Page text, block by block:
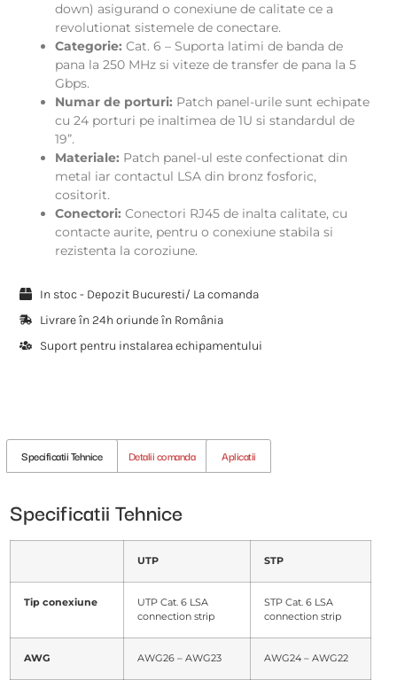
down) asigurand o conexiune de calitate ce a
revolutionat sistemele de conectare.
Categorie: Cat. 6 – Suporta latimi de banda de
pana la 250 MHz si viteze de transfer de pana la 5
Gbps.
Numar de porturi: Patch panel-urile sunt echipate
cu 24 porturi pe inaltimea de 1U si standardul de
19”.
Materiale: Patch panel-ul este confectionat din
metal iar contactul LSA din bronz fosforic,
cositorit.
Conectori: Conectori RJ45 de inalta calitate, cu
contacte aurite, pentru o conexiune stabila si
rezistenta la coroziune.
In stoc - Depozit Bucuresti/ La comanda
Livrare în 24h oriunde în România
Suport pentru instalarea echipamentului
Specificatii Tehnice Detalii comanda Aplicatii
Specificatii Tehnice
UTP STP
Tip conexiune
UTP Cat. 6 LSA
connection strip
STP Cat. 6 LSA
connection strip
AWG AWG26 – AWG23 AWG24 – AWG22